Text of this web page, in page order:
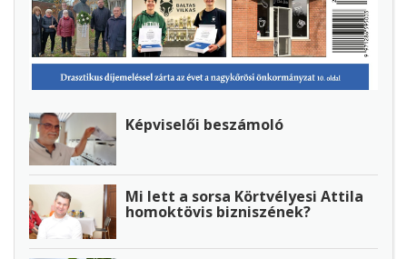
Képviselői beszámoló
Mi lett a sorsa Körtvélyesi Attila
homoktövis bizniszének?